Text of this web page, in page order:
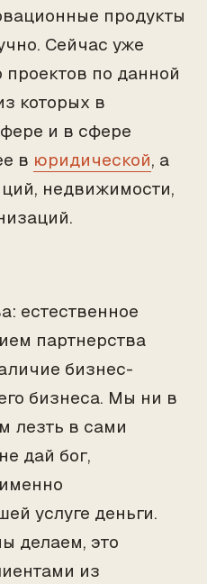
продукты
Сейчас уже
по данной
которых в
и в сфере
в юридической, а
недвижимости,
естественное
партнерства
бизнес-
бизнеса. Мы ни в
лезть в сами
дай бог,
услуге деньги.
делаем, это
из